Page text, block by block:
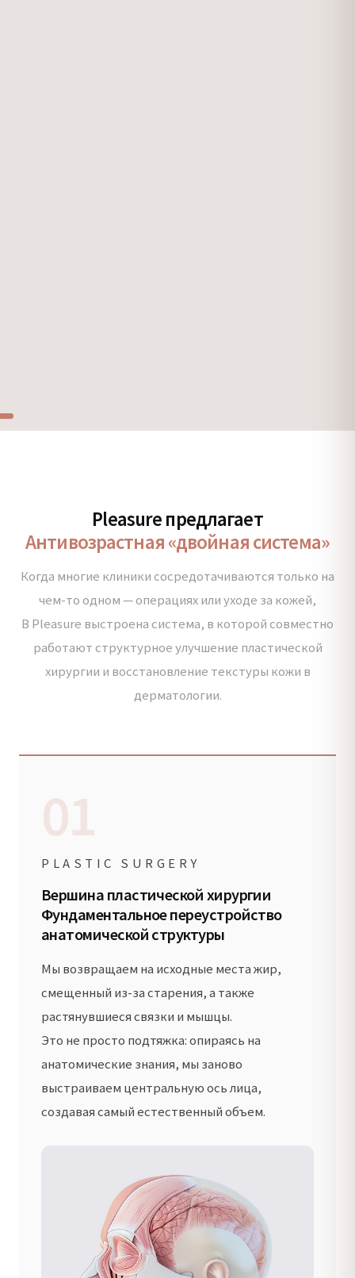
Pleasure предлагает
Антивозрастная «двойная система»
Когда многие клиники сосредотачиваются только на
чем-то одном — операциях или уходе за кожей,
В Pleasure выстроена система, в которой совместно
работают структурное улучшение пластической
хирургии и восстановление текстуры кожи в
дерматологии.
01
PLASTIC SURGERY
Вершина пластической хирургии
Фундаментальное переустройство
анатомической структуры
Мы возвращаем на исходные места жир,
смещенный из-за старения, а также
растянувшиеся связки и мышцы.
Это не просто подтяжка: опираясь на
анатомические знания, мы заново
выстраиваем центральную ось лица,
создавая самый естественный объем.